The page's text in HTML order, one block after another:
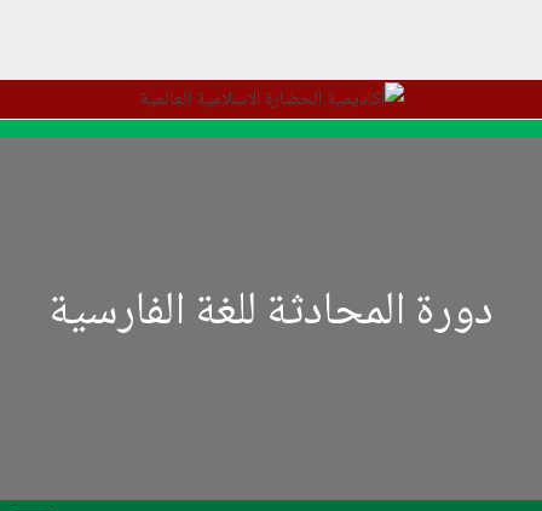
دورة المحادثة للغة الفارسية